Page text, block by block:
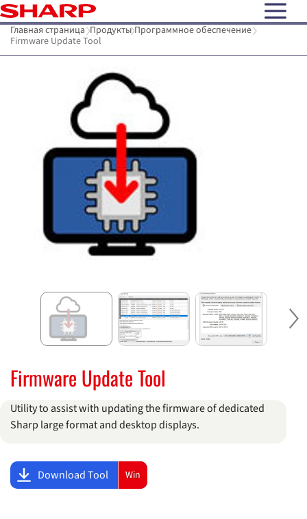
open
Главная страница Продукты Программное обеспечение
Firmware Update Tool
Firmware Update Tool
Utility to assist with updating the firmware of dedicated
Sharp large format and desktop displays.
Download Tool Win